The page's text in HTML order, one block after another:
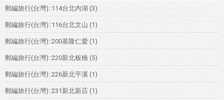
郵編旅行(台灣)::114台北內湖 (3)
郵編旅行(台灣)::116台北文山 (1)
郵編旅行(台灣)::200基隆仁愛 (1)
郵編旅行(台灣)::220新北板橋 (5)
郵編旅行(台灣)::226新北平溪 (1)
郵編旅行(台灣)::231新北新店 (1)